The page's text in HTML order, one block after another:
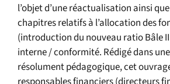
l’objet d’une réactualisation ainsi
chapitres relatifs à l’allocation des
(introduction du nouveau ratio Bâle
interne / conformité. Rédigé dans
résolument pédagogique, cet